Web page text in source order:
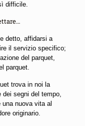
difficile.
detto, affidarsi a
il servizio specifico;
del parquet,
parquet.
trova in noi la
segni del tempo,
nuova vita al
originario.